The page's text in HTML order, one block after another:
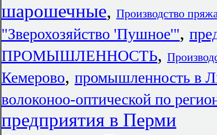
шарошечные, Производство
"Зверохозяйство 'Пушное'",
ПРОМЫШЛЕННОСТЬ,
Кемерово, промышленность в
волоконоо-оптической по
предприятия в Перми